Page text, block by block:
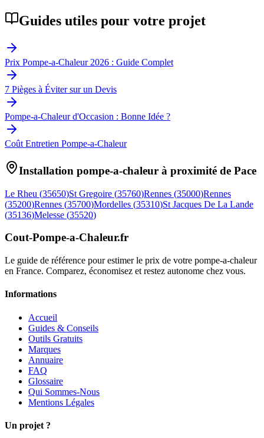
Guides utiles pour votre projet
Prix Pompe-a-Chaleur 2026 : Guide Complet
7 Pièges à Éviter sur un Devis
Pompe-a-Chaleur d'Occasion : Bonne Idée ?
Coût Entretien Pompe-a-Chaleur
Installation pompe-a-chaleur à proximité de Pace
Le Rheu (35650)St Gregoire (35760)Rennes (35000)Rennes
(35200)Rennes (35700)Mordelles (35310)St Jacques De La Lande
(35136)Melesse (35520)
Cout-Pompe-a-Chaleur.fr
Le guide de référence pour estimer le prix de votre pompe-a-chaleur
en France. Comparez, économisez et restez autonome chez vous.
Informations
Accueil
Guides & Conseils
Outils Gratuits
Marques
Annuaire
FAQ
Glossaire
Qui Sommes-Nous
Mentions Légales
Un projet ?